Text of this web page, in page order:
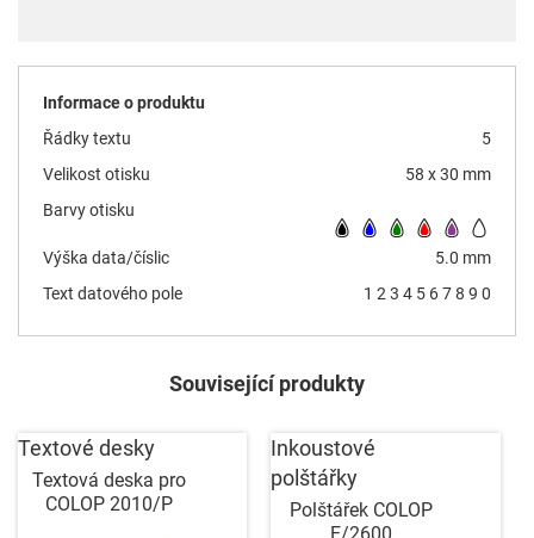
Informace o produktu
Řádky textu
5
Velikost otisku
58 x 30 mm
Barvy otisku
Výška data/číslic
5.0 mm
Text datového pole
1 2 3 4 5 6 7 8 9 0
Související produkty
Textové desky
Textová deska pro
COLOP 2010/P
Inkoustové
polštářky
Polštářek COLOP
E/2600